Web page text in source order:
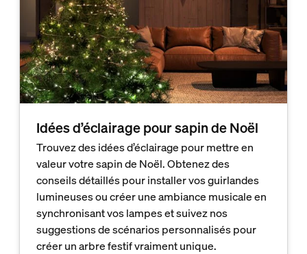
Idées d’éclairage pour sapin de Noël
Trouvez des idées d’éclairage pour mettre en
valeur votre sapin de Noël. Obtenez des
conseils détaillés pour installer vos guirlandes
lumineuses ou créer une ambiance musicale en
synchronisant vos lampes et suivez nos
suggestions de scénarios personnalisés pour
créer un arbre festif vraiment unique.